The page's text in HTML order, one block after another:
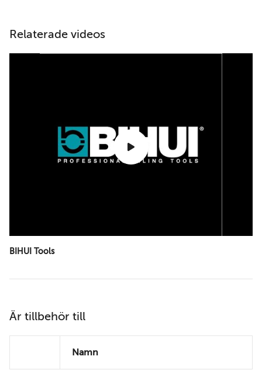
Relaterade videos
BIHUI Tools
Är tillbehör till
Namn